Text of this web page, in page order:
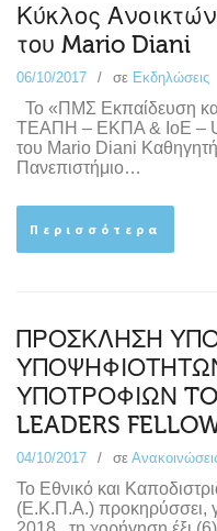
Κύκλος
του Mario Diani
06/10/2017 σε Εκδηλώσεις
Το «ΠΜΣ Εκπαίδευση
ΤΕΑΠΗ – ΕΚΠΑ & IoE –
του Mario Diani
Πανεπιστήμιο…
Περισσότερα
ΠΡΟΣΚΛΗΣΗ
ΥΠΟΤΡΟΦΙΩΝ
LEADERS
04/10/2017 σε
Το Εθνικό και
(Ε.Κ.Π.Α.) προκηρύσσει,